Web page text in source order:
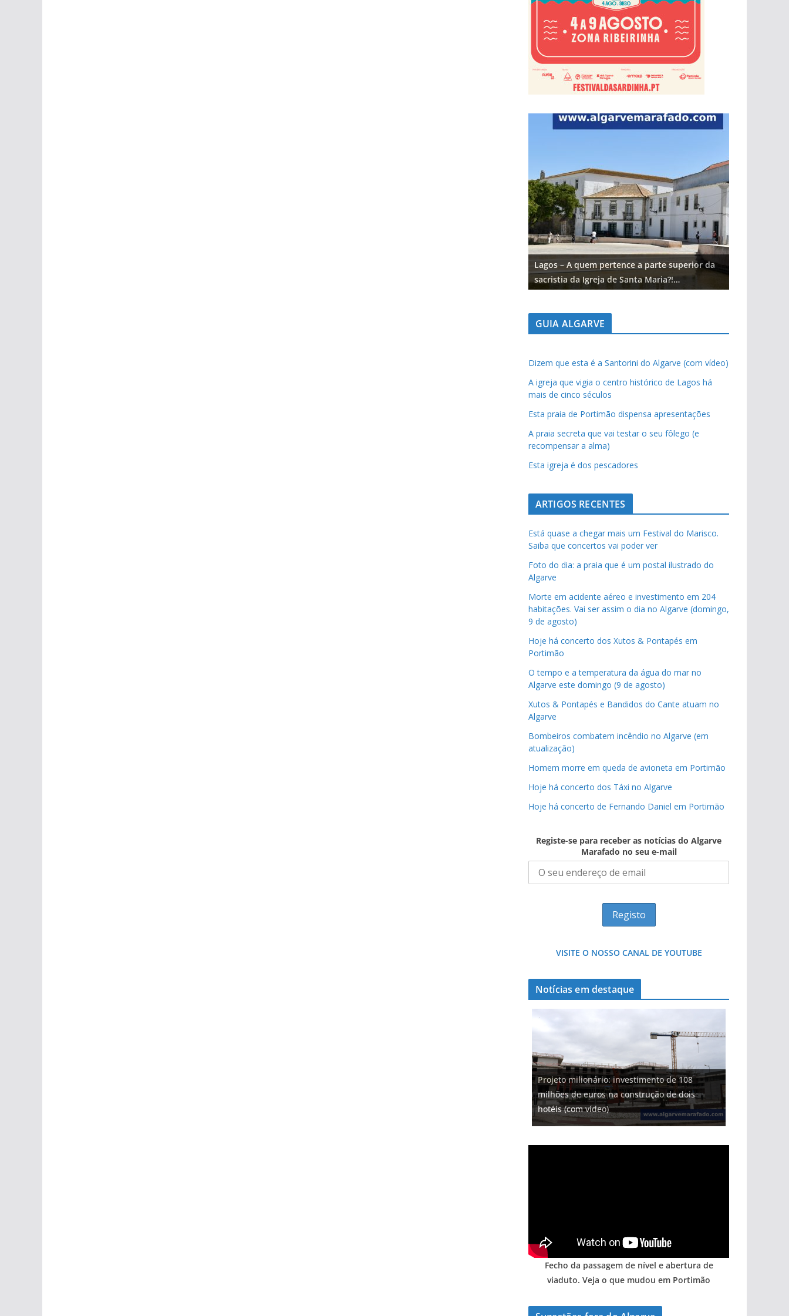
Lagos – A quem pertence a parte superior da
sacristia da Igreja de Santa Maria?!…
GUIA ALGARVE
Dizem que esta é a Santorini do Algarve (com vídeo)
A igreja que vigia o centro histórico de Lagos há
mais de cinco séculos
Esta praia de Portimão dispensa apresentações
A praia secreta que vai testar o seu fôlego (e
recompensar a alma)
Esta igreja é dos pescadores
ARTIGOS RECENTES
Está quase a chegar mais um Festival do Marisco.
Saiba que concertos vai poder ver
Foto do dia: a praia que é um postal ilustrado do
Algarve
Morte em acidente aéreo e investimento em 204
habitações. Vai ser assim o dia no Algarve (domingo,
9 de agosto)
Hoje há concerto dos Xutos & Pontapés em
Portimão
O tempo e a temperatura da água do mar no
Algarve este domingo (9 de agosto)
Xutos & Pontapés e Bandidos do Cante atuam no
Algarve
Bombeiros combatem incêndio no Algarve (em
atualização)
Homem morre em queda de avioneta em Portimão
Hoje há concerto dos Táxi no Algarve
Hoje há concerto de Fernando Daniel em Portimão
Registe-se para receber as notícias do Algarve
Marafado no seu e-mail
VISITE O NOSSO CANAL DE YOUTUBE
Notícias em destaque
Projeto milionário: investimento de 108
milhões de euros na construção de dois
hotéis (com vídeo)
Tapas do mar a 3 euros cada. Nova rota
gastronómica nasce no Algarve
Foto do dia: uma cidade algarvia que cresceu
entre redes e fábricas
Milagre da água. Fontes emblemáticas do
Algarve voltam a ter vida (com vídeo)
Tempestades roubam areia de praias e põem
arribas em risco no Algarve (com vídeo)
Fecho da passagem de nível e abertura de
viaduto. Veja o que mudou em Portimão